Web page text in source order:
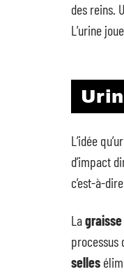
des reins.
L’urine
L’idée
d’impact
c’est-à-
Lagraisse
processus
selles